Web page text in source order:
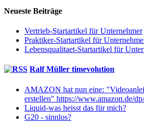
Neueste Beiträge
Vertrieb-Startartikel für Unternehmer
Praktiker-Startartikel für
Lebensqualitaet-Startartikel für
Ralf Müller timevolution
AMAZON hat nun eine:
erstellen" https://www.amazon.de/
Liquid-was heisst das für mich?
G20 - sinnlos?